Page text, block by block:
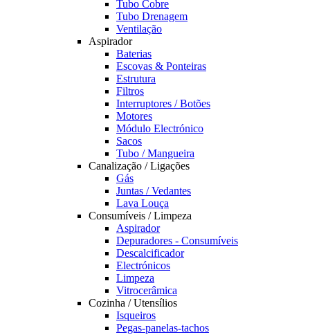
Tubo Cobre
Tubo Drenagem
Ventilação
Aspirador
Baterias
Escovas & Ponteiras
Estrutura
Filtros
Interruptores / Botões
Motores
Módulo Electrónico
Sacos
Tubo / Mangueira
Canalização / Ligações
Gás
Juntas / Vedantes
Lava Louça
Consumíveis / Limpeza
Aspirador
Depuradores - Consumíveis
Descalcificador
Electrónicos
Limpeza
Vitrocerâmica
Cozinha / Utensílios
Isqueiros
Pegas-panelas-tachos